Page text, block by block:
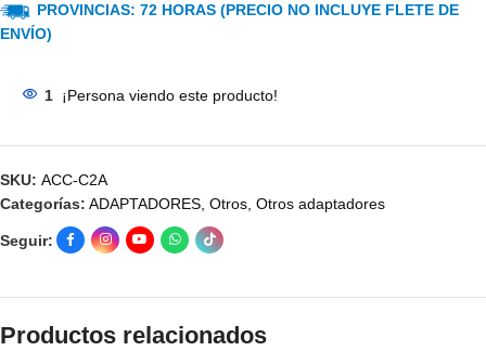
PROVINCIAS: 72 HORAS (PRECIO NO INCLUYE FLETE DE
ENVÍO)
1 ¡Persona viendo este producto!
SKU: ACC-C2A
Categorías: ADAPTADORES, Otros, Otros adaptadores
Seguir:
Productos relacionados